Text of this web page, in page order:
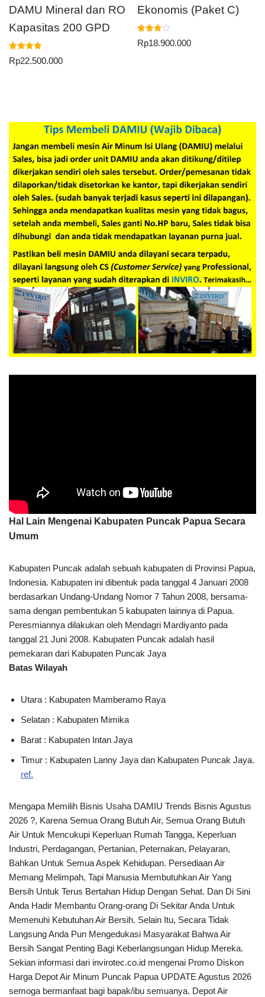
DAMU Mineral dan RO
Kapasitas 200 GPD
Dinilai
5.00
Rp22.500.000
Ekonomis (Paket C)
Dinilai
4.00
Rp18.900.000
Hal Lain Mengenai Kabupaten Puncak Papua Secara
Umum
Kabupaten Puncak adalah sebuah kabupaten di Provinsi Papua,
Indonesia. Kabupaten ini dibentuk pada tanggal 4 Januari 2008
berdasarkan Undang-Undang Nomor 7 Tahun 2008, bersama-
sama dengan pembentukan 5 kabupaten lainnya di Papua.
Peresmiannya dilakukan oleh Mendagri Mardiyanto pada
tanggal 21 Juni 2008. Kabupaten Puncak adalah hasil
pemekaran dari Kabupaten Puncak Jaya
Batas Wilayah
Utara : Kabupaten Mamberamo Raya
Selatan : Kabupaten Mimika
Barat : Kabupaten Intan Jaya
Timur : Kabupaten Lanny Jaya dan Kabupaten Puncak Jaya.
ref.
Mengapa Memilih Bisnis Usaha DAMIU Trends Bisnis Agustus
2026 ?, Karena Semua Orang Butuh Air, Semua Orang Butuh
Air Untuk Mencukupi Keperluan Rumah Tangga, Keperluan
Industri, Perdagangan, Pertanian, Peternakan, Pelayaran,
Bahkan Untuk Semua Aspek Kehidupan. Persediaan Air
Memang Melimpah, Tapi Manusia Membutuhkan Air Yang
Bersih Untuk Terus Bertahan Hidup Dengan Sehat. Dan Di Sini
Anda Hadir Membantu Orang-orang Di Sekitar Anda Untuk
Memenuhi Kebutuhan Air Bersih. Selain Itu, Secara Tidak
Langsung Anda Pun Mengedukasi Masyarakat Bahwa Air
Bersih Sangat Penting Bagi Keberlangsungan Hidup Mereka.
Sekian informasi dari invirotec.co.id mengenai Promo Diskon
Harga Depot Air Minum Puncak Papua UPDATE Agustus 2026
semoga bermanfaat bagi bapak/ibu semuanya. Depot Air